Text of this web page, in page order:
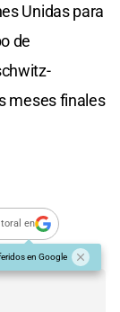
Unidas para
de
meses finales
en
en Google